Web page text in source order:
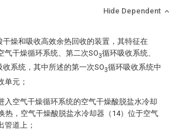
Hide Dependent
干燥和吸收高效余热回收的装置，其特征在
气干燥循环系统、第二次SO3循环吸收系统、
收系统，其中所述的第一次SO3循环吸收系统中
单元；
入空气干燥循环系统的空气干燥酸脱盐水冷却
热，空气干燥酸脱盐水冷却器（14）位于空气
管道上；